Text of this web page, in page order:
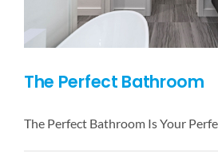
The Perfect Bathroom
The Perfect Bathroom Is Your